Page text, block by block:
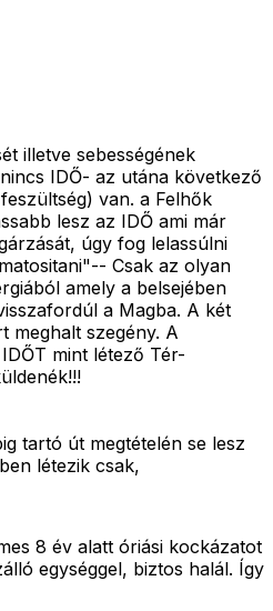
illetve sebességének
IDŐ- az utána következő
van. a Felhők
lesz az IDŐ ami már
úgy fog lelassúlni
Csak az olyan
amely a belsejében
a Magba. A két
meghalt szegény. A
mint létező Tér-
tartó út megtételén se lesz
létezik csak,
8 év alatt óriási kockázatot
egységgel, biztos halál. Így